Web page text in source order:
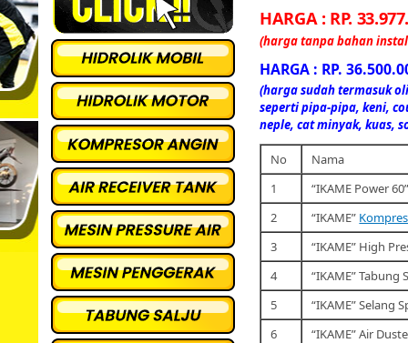
HARGA : RP.
(harga tanpa bahan
HARGA : RP.
(harga sudah termasuk
seperti pipa-pipa, keni,
neple, cat minyak, kuas,
No
Nama
1
“IKAME Power
2
“IKAME”
3
“IKAME” High
4
“IKAME”
5
“IKAME” Selang
6
“IKAME” Air